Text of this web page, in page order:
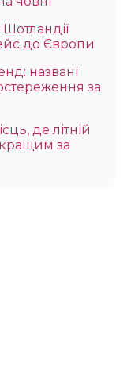
Шотландії
до Європи
названі
за
де літній
за